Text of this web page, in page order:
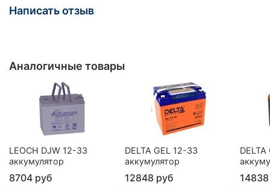
Написать отзыв
Аналогичные товары
LEOCH DJW 12-33
аккумулятор
8704 руб
DELTA GEL 12-33
аккумулятор
12848 руб